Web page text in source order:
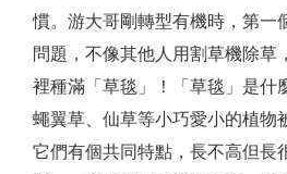
慣。游大哥剛轉型有機時，第一
問題，不像其他人用割草機除草
裡種滿「草毯」！「草毯」是什
蠅翼草、仙草等小巧愛小的植物
它們有個共同特點，長不高但長